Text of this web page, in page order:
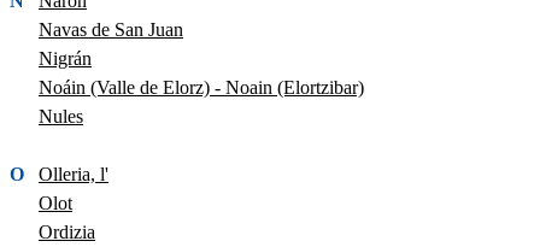
Navas de San Juan
Nigrán
Noáin (Valle de Elorz) - Noain (Elortzibar)
Nules
O
Olleria, l'
Olot
Ordizia